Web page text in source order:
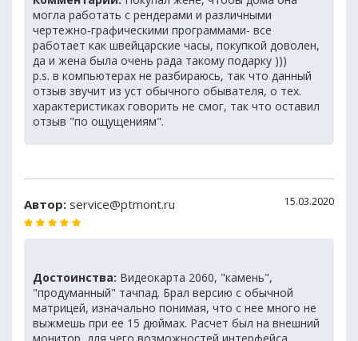
могла работать с рендерами и различными
чертежно-графическими программами- все
работает как швейцарские часы, покупкой доволен,
да и жена была очень рада такому подарку )))
p.s. в компьютерах не разбираюсь, так что данный
отзыв звучит из уст обычного обывателя, о тех.
характеристиках говорить не смог, так что оставил
отзыв "по ощущениям".
Автор: service@ptmont.ru 15.03.2020
Достоинства: Видеокарта 2060, "камень",
"продуманный" тачпад. Брал версию с обычной
матрицей, изначально понимая, что с нее много не
выжмешь при ее 15 дюймах. Расчет был на внешний